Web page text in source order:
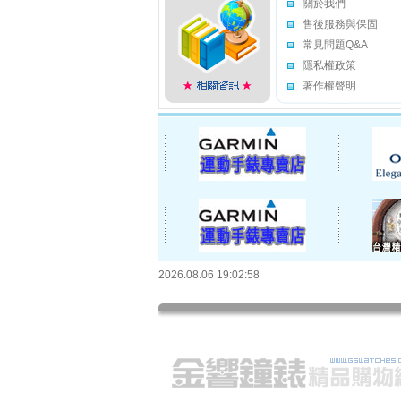
關於我們
售後服務與保固
常見問題Q&A
隱私權政策
著作權聲明
2026.08.06 19:02:58